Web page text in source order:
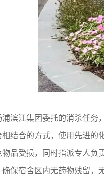
滨江集团委托的消杀任
结合的方式，使用先进
品受损，同时指派专人
保宿舍区内无药物残留，